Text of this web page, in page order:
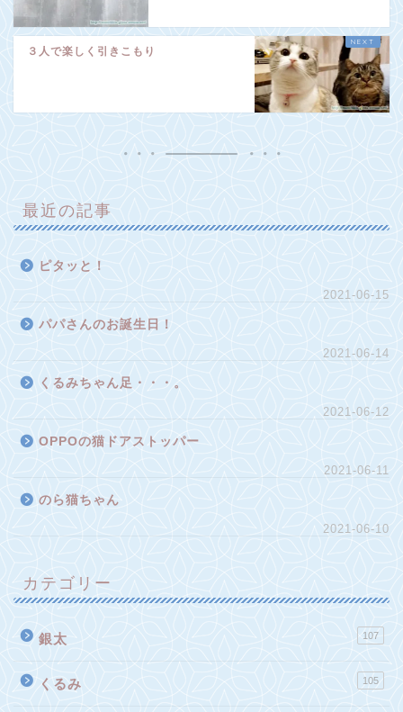
３人で楽しく引きこもり
最近の記事
ピタッと！
2021-06-15
パパさんのお誕生日！
2021-06-14
くるみちゃん足・・・。
2021-06-12
OPPOの猫ドアストッパー
2021-06-11
のら猫ちゃん
2021-06-10
カテゴリー
銀太 107
くるみ 105